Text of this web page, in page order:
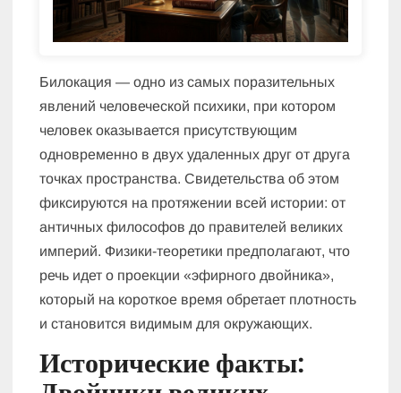
Билокация — одно из самых поразительных
явлений человеческой психики, при котором
человек оказывается присутствующим
одновременно в двух удаленных друг от друга
точках пространства. Свидетельства об этом
фиксируются на протяжении всей истории: от
античных философов до правителей великих
империй. Физики-теоретики предполагают, что
речь идет о проекции «эфирного двойника»,
который на короткое время обретает плотность
и становится видимым для окружающих.
Исторические факты: